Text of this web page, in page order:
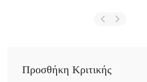
Προσθήκη Κριτικής